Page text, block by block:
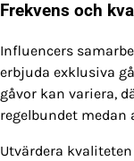
Frekvens och
Influencers
erbjuda exklusiva
gåvor kan variera,
regelbundet medan
Utvärdera